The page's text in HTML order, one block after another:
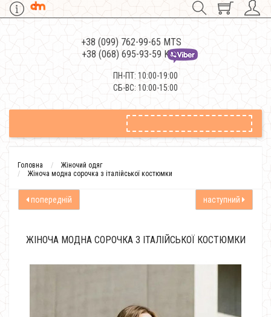
+38 (099) 762-99-65 MTS
+38 (068) 695-93-59 Kievstar
ПН-ПТ: 10:00-19:00
СБ-ВС: 10:00-15:00
Головна
Жіночий одяг
Жіноча модна сорочка з італійської костюмки
попередній наступний
ЖІНОЧА МОДНА СОРОЧКА З ІТАЛІЙСЬКОЇ КОСТЮМКИ